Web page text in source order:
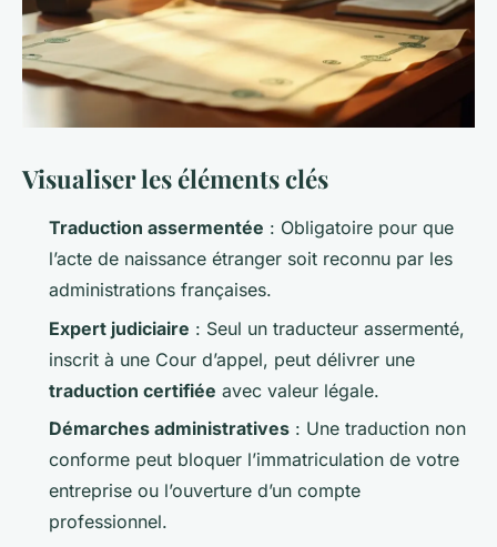
Visualiser les éléments clés
Traduction assermentée : Obligatoire pour que
l’acte de naissance étranger soit reconnu par les
administrations françaises.
Expert judiciaire : Seul un traducteur assermenté,
inscrit à une Cour d’appel, peut délivrer une
traduction certifiée avec valeur légale.
Démarches administratives : Une traduction non
conforme peut bloquer l’immatriculation de votre
entreprise ou l’ouverture d’un compte
professionnel.